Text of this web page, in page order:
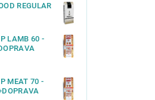
REGULAR
LAMB 60 -
MEAT 70 -